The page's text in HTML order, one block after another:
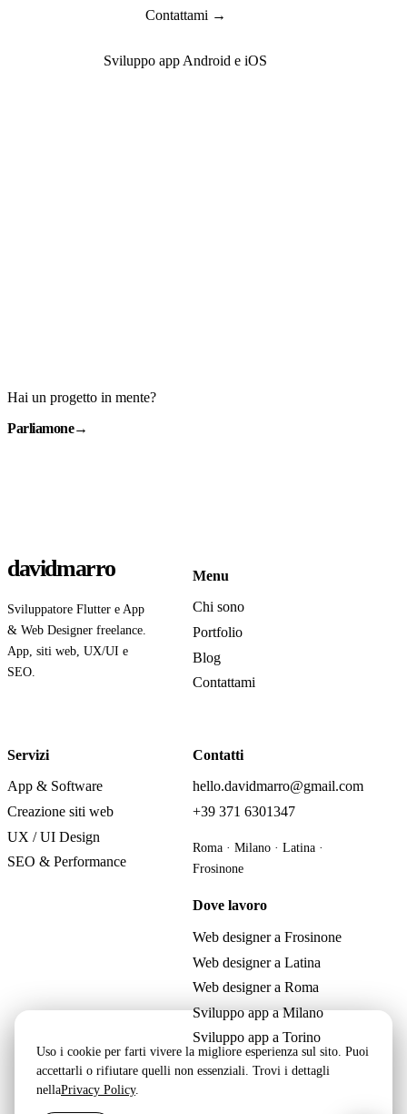
Contattami →
Sviluppo app Android e iOS
Hai un progetto in mente?
Parliamone→
davidmarro
Sviluppatore Flutter e App
& Web Designer freelance.
App, siti web, UX/UI e
SEO.
Menu
Chi sono
Portfolio
Blog
Contattami
Servizi
App & Software
Creazione siti web
UX / UI Design
SEO & Performance
Contatti
hello.davidmarro@gmail.com
+39 371 6301347
Roma · Milano · Latina ·
Frosinone
Dove lavoro
Web designer a Frosinone
Web designer a Latina
Web designer a Roma
Sviluppo app a Milano
Sviluppo app a Torino
Uso i cookie per farti vivere la migliore esperienza sul sito. Puoi
accettarli o rifiutare quelli non essenziali. Trovi i dettagli
nellaPrivacy Policy.